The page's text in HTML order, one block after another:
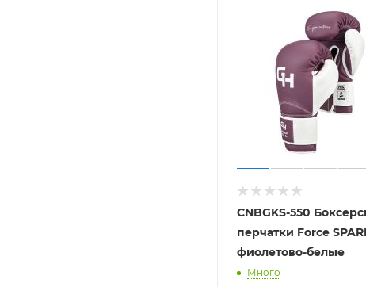
CNBGKS-550
перчатки Force
фиолетово-белые
Много